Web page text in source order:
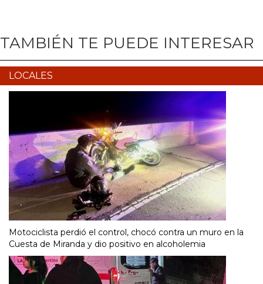
TAMBIÉN TE PUEDE INTERESAR
LOCALES
Motociclista perdió el control, chocó contra un muro en la
Cuesta de Miranda y dio positivo en alcoholemia